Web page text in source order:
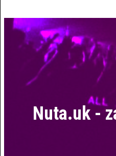
Nuta.uk -